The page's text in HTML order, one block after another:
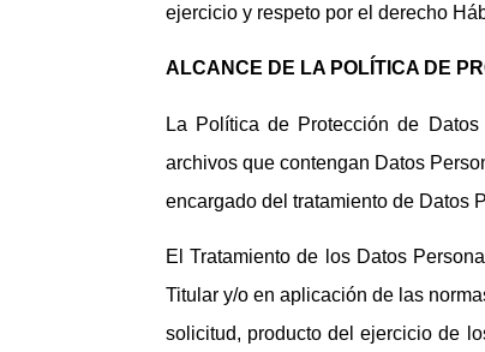
ejercicio y respeto por el derecho
ALCANCE DE LA POLÍTICA DE
La Política de Protección de
archivos que contengan Datos
encargado del tratamiento de Datos
El Tratamiento de los Datos
Titular y/o en aplicación de las
solicitud, producto del ejercicio de